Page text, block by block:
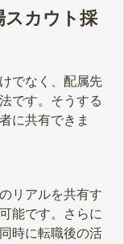
スカウト採
でなく、配属先
です。そうする
に共有できま
リアルを共有す
能です。さらに
時に転職後の活